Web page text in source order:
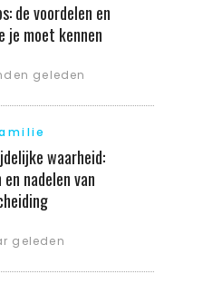
de voordelen en
je moet kennen
geleden
waarheid:
nadelen van
geleden